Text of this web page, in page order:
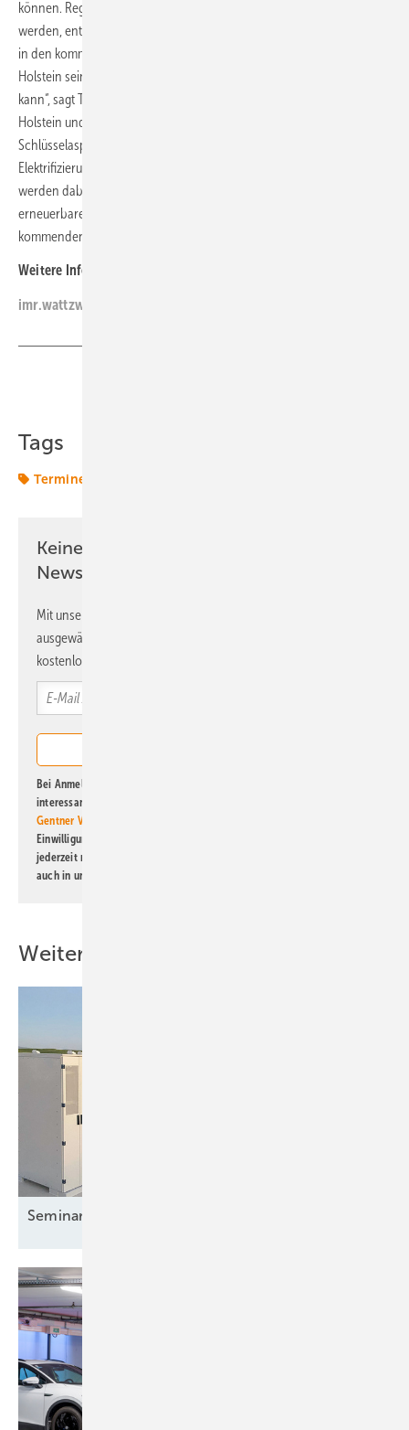
können. Regionen, in denen Wind- und Solarenergie stark ausgebaut
werden, entwickeln sich zum Standortfaktor. „Die grüne Energie wird
in den kommenden Jahren ein klarer Standortvorteil für Schleswig-
Holstein sein und dafür sorgen, dass die Industrie weiter wachsen
kann“, sagt Tobias Goldschmidt, Energieminister von Schleswig-
Holstein und Schirmherr der Industry meets Renewables.
Schlüsselaspekte der Energiewende in der Wirtschaft wie die
Elektrifizierung von Prozessen oder langfristige Versorgungssicherheit
werden dabei genau beleuchtet. Wie Unternehmen konkret von
erneuerbaren Energien profitieren, hören Sie vorab in einer
kommenden Folge unseres Podcasts „Was jetzt passieren muss“. (FK)
Weitere Informationen:
imr.wattzweipunktnull.de
Tags
Termine & Veranstaltungen
Keine Zeit? Kein Problem mit dem ERE
Newsletter!
Mit unserem Newsletter erhalten Sie regelmäßig von uns
ausgewählte Informationen und Neuigkeiten, gebündelt und
kostenlos direkt ins Postfach.
Bei Anmeldung zu diesem Newsletter bin ich damit einverstanden, über
interessante Verlags- und Online-Angebote
Gentner Verlag GmbH & Co. KG
Einwilligung kann ich jederzeit widerrufen und eine Abmeldung ist
jederzeit möglich. Informationen zum Umgang mit Daten finden Sie
auch in unserer
Weitere Inhalte
Seminar: Basiswissen